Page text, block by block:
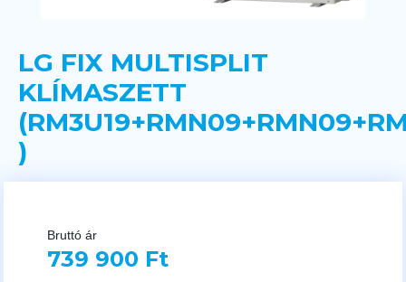
LG FIX MULTISPLIT
KLÍMASZETT
)
Bruttó ár
739 900 Ft